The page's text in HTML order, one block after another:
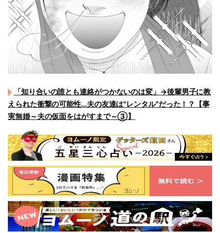
「知り合いの誰とも連絡がつかないのは変」→後輩男子に教
えられた衝撃の可能性…夫の友達は"レンタル"だった！？【事
実無婚～夫の仮面をはがすまで～③】